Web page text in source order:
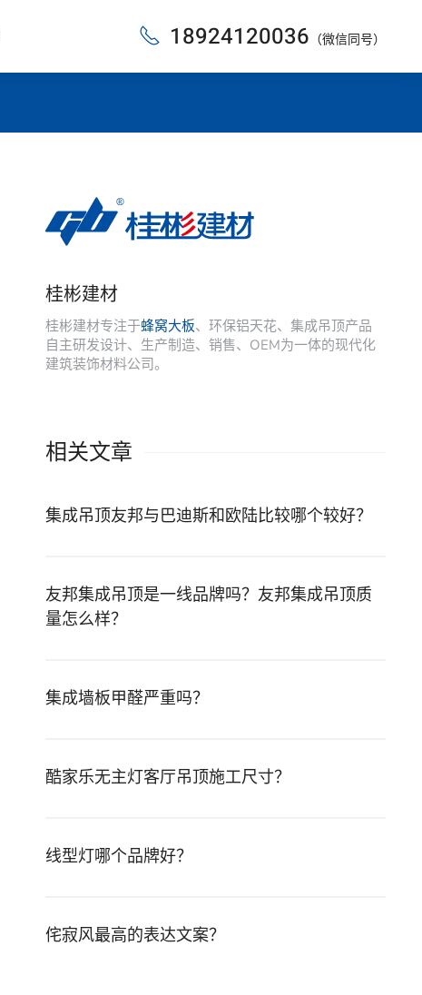
18924120036 （微信同号）
桂彬建材
桂彬建材专注于蜂窝大板、环保铝天花、集成吊顶产品
自主研发设计、生产制造、销售、OEM为一体的现代化
建筑装饰材料公司。
相关文章
集成吊顶友邦与巴迪斯和欧陆比较哪个较好？
友邦集成吊顶是一线品牌吗？友邦集成吊顶质
量怎么样？
集成墙板甲醛严重吗？
酷家乐无主灯客厅吊顶施工尺寸？
线型灯哪个品牌好？
侘寂风最高的表达文案？